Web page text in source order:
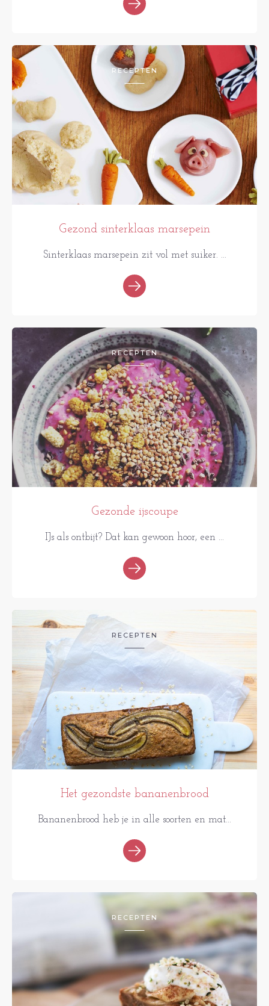
RECEPTEN
Gezond sinterklaas marsepein
Sinterklaas marsepein zit vol met suiker. ...
RECEPTEN
Gezonde ijscoupe
IJs als ontbijt? Dat kan gewoon hoor, een ...
RECEPTEN
Het gezondste bananenbrood
Bananenbrood heb je in alle soorten en mat...
RECEPTEN